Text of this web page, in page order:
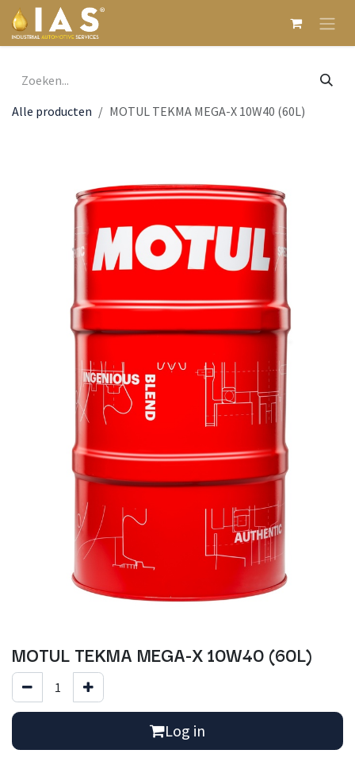
Overslaan naar inhoud
Alle producten MOTUL TEKMA MEGA-X 10W40 (60L)
MOTUL TEKMA MEGA-X 10W40 (60L)
Log in